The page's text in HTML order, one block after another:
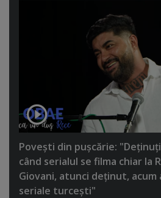
Poveşti din puşcărie:
când serialul se filma chiar la
Giovani, atunci deţinut,
seriale turceşti"